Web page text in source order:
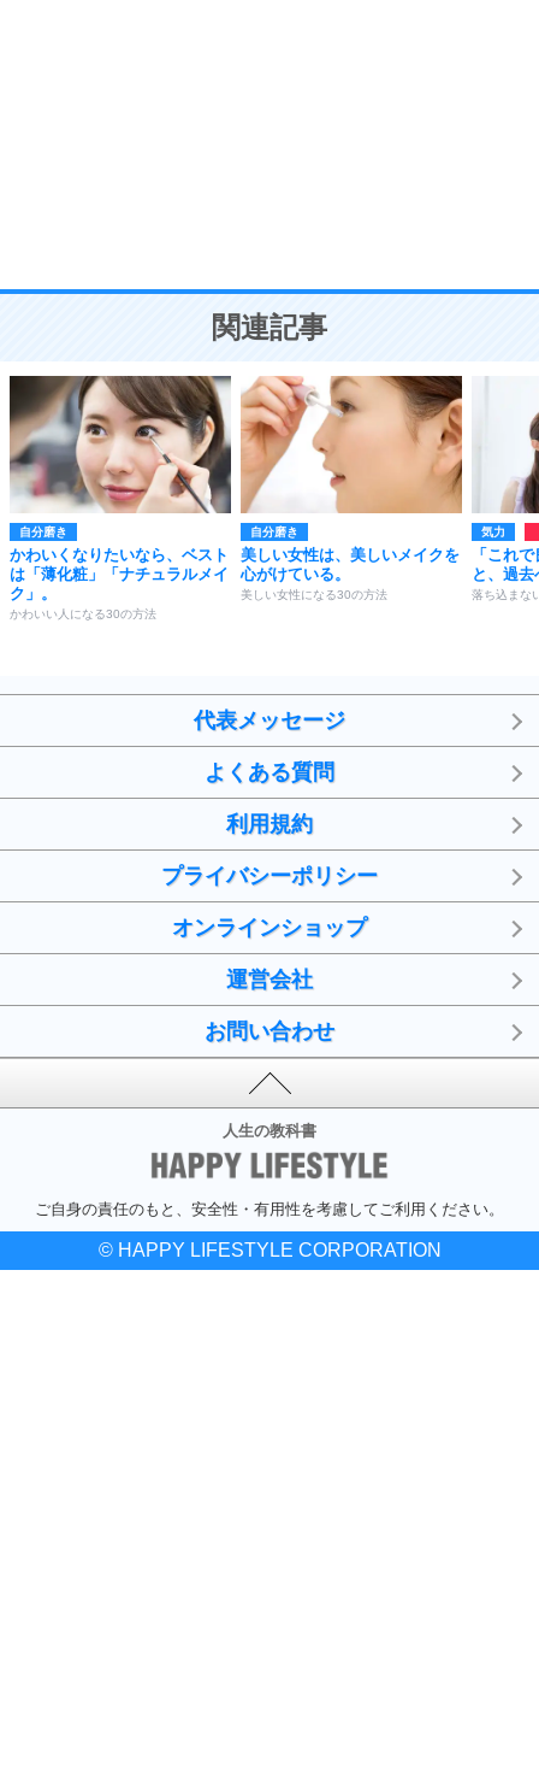
ことが大切。
関連記事
自分磨き
かわいくなりたいなら、ベスト
は「薄化粧」「ナチュラルメイ
ク」。
かわいい人になる30の方法
自分磨き
美しい女性は、美しいメイクを
心がけている。
美しい女性になる30の方法
気力
「これ
と、過
落ち込まな
代表メッセージ
よくある質問
利用規約
プライバシーポリシー
オンラインショップ
運営会社
お問い合わせ
人生の教科書
ご自身の責任のもと、安全性・有用性を考慮してご利用ください。
© HAPPY LIFESTYLE CORPORATION